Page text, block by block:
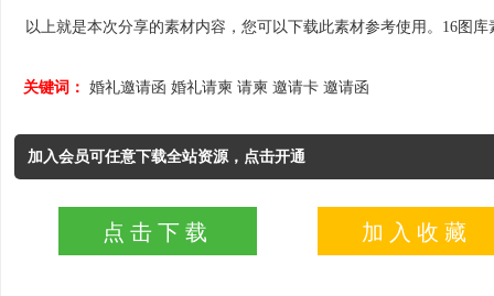
以上就是本次分享的素材内容，您可以下载此素材参考使用。16图
关键词： 婚礼邀请函 婚礼请柬 请柬 邀请卡 邀请函
加入会员可任意下载全站资源，点击开通
点击下载 加入收藏